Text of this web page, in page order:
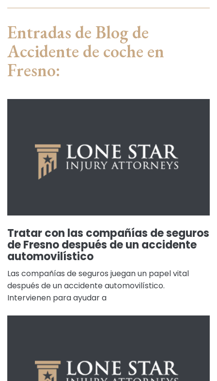
Entradas de Blog de
Accidente de coche en
Fresno:
Tratar con las compañías de seguros
de Fresno después de un accidente
automovilístico
Las compañías de seguros juegan un papel vital
después de un accidente automovilístico.
Intervienen para ayudar a